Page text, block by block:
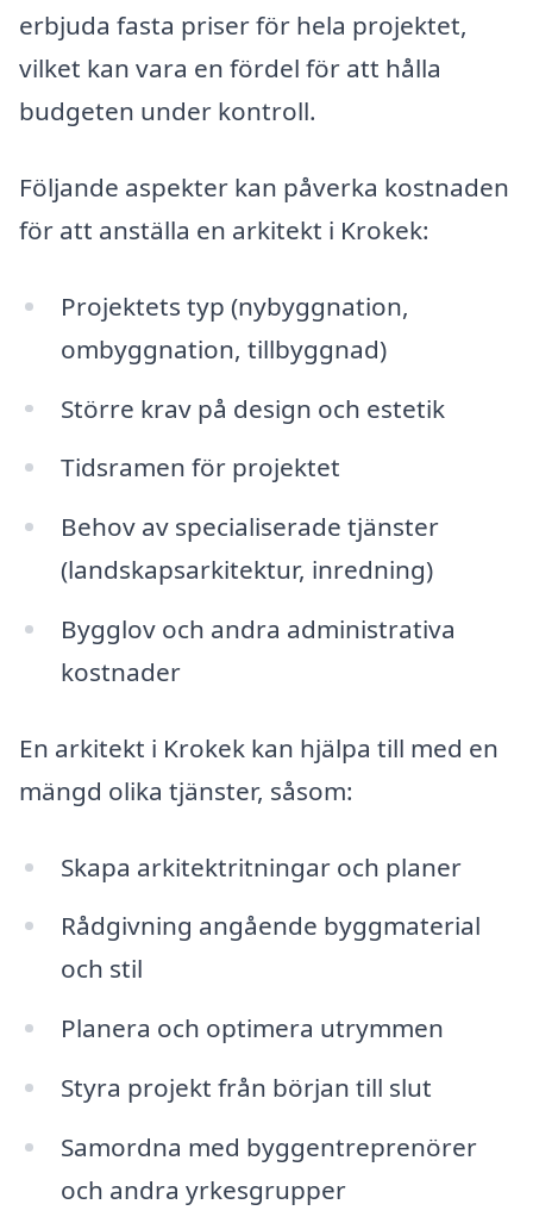
erbjuda fasta priser för hela projektet,
vilket kan vara en fördel för att hålla
budgeten under kontroll.
Följande aspekter kan påverka kostnaden
för att anställa en arkitekt i Krokek:
Projektets typ (nybyggnation,
ombyggnation, tillbyggnad)
Större krav på design och estetik
Tidsramen för projektet
Behov av specialiserade tjänster
(landskapsarkitektur, inredning)
Bygglov och andra administrativa
kostnader
En arkitekt i Krokek kan hjälpa till med en
mängd olika tjänster, såsom:
Skapa arkitektritningar och planer
Rådgivning angående byggmaterial
och stil
Planera och optimera utrymmen
Styra projekt från början till slut
Samordna med byggentreprenörer
och andra yrkesgrupper